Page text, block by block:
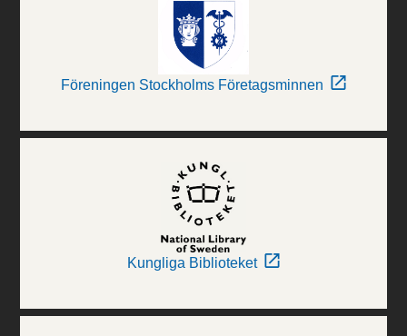
Föreningen Stockholms Företagsminnen
Kungliga Biblioteket